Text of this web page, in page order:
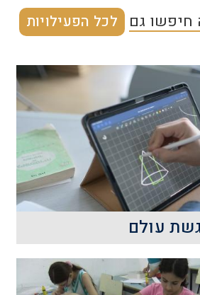
חיפשו גם לכל הפעילויות
לתלמידים למידה
ופעילה בנושאים שבין
והחוקיות המתמטית.
עולם